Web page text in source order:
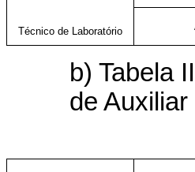
Técnico de Laboratório
b) Tabela
de